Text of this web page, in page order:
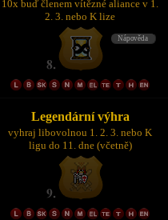
10x buď členem vítězné aliance v 1.
2. 3. nebo K lize
Legendární výhra
vyhraj libovolnou 1. 2. 3. nebo K
ligu do 11. dne (včetně)